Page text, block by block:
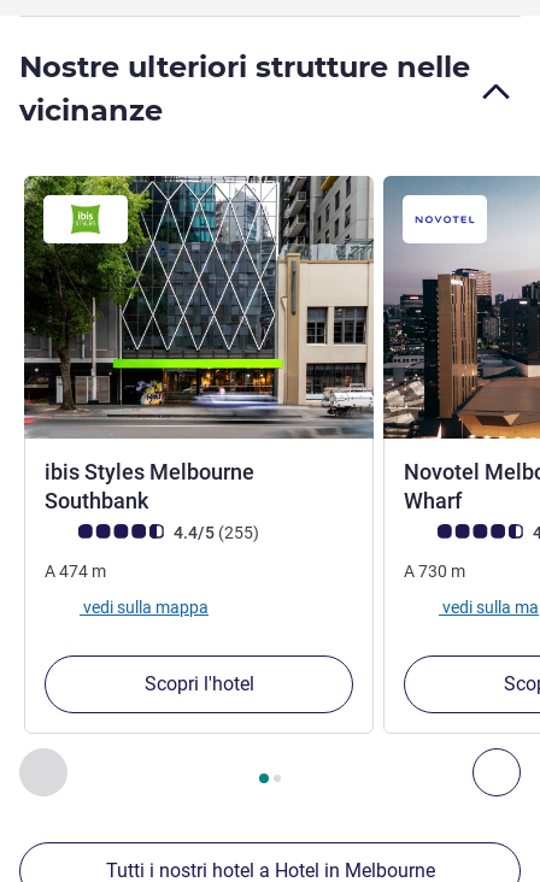
Nostre ulteriori strutture nelle
vicinanze
Precedente - Nostre ulteriori strutture nelle vicinanze
Pagina , Nostre ulteriori strutture nelle vicinanze 1 :,
ibis Styles Melbourne
Southbank
Giudizio clienti (Valutazione ALL)
4.4/5 (255recensioni
)
A474 m
vedi sulla mappa
Scopri l'hotel
Novotel
Wharf
Giudizio clienti
A730 m
vedi sulla
Tutti i nostri hotel a Hotel in Melbourne